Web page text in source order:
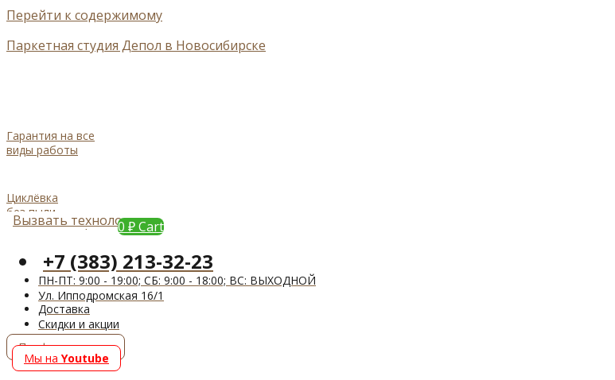
Перейти к содержимому
Паркетная студия Депол в Новосибирске
Гарантия на все
виды работы
Циклёвка
без пыли
Задать вопрос
Вызвать технолога
0 ₽Cart
+7 (383) 213-32-23
ПН-ПТ: 9:00 - 19:00; СБ: 9:00 - 18:00; ВС: ВЫХОДНОЙ
Ул. Ипподромская 16/1
Доставка
Cкидки и акции
Профессионалам
Мы на Youtube